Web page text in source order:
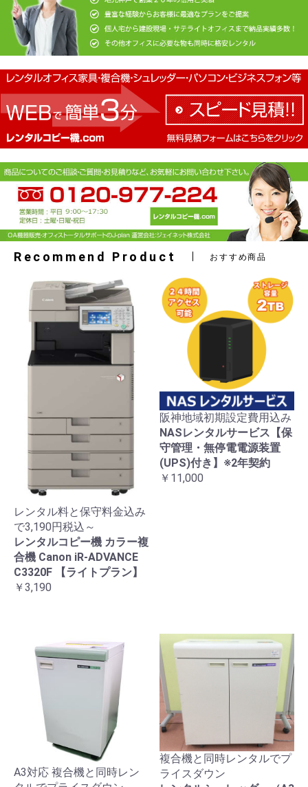
お買い物を続ける カートへ進む
Recommend Product おすすめ商品
レンタル料と保守料金込み
で3,190円税込～
レンタルコピー機 カラー複
合機 Canon iR-ADVANCE
C3320F 【ライトプラン】
￥3,190
阪神地域初期設定費用込み
NASレンタルサービス【保
守管理・無停電電源装置
(UPS)付き】※2年契約
￥11,000
A3対応 複合機と同時レン
複合機と同時レンタルでプ
ライスダウン